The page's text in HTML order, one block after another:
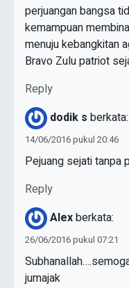
perjuangan bangsa
kemampuan
menuju kebangkitan
Bravo Zulu patriot
Reply
dodik s berkata:
14/06/2016 pukul 20:46
Pejuang sejati tanpa
Reply
Alexberkata:
26/06/2016 pukul 07:21
jumajak